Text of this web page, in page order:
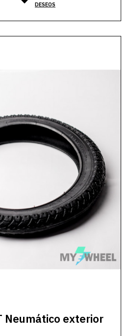
DESEOS
Neumático exterior